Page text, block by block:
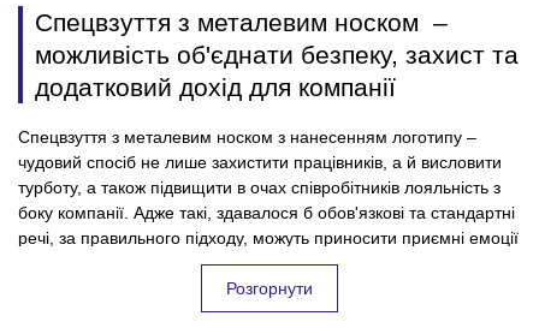
Спецвзуття з металевим носком –
можливість об'єднати безпеку, захист та
додатковий дохід для компанії
Спецвзуття з металевим носком з нанесенням логотипу –
чудовий спосіб не лише захистити працівників, а й висловити
турботу, а також підвищити в очах співробітників лояльність з
боку компанії. Адже такі, здавалося б обов'язкові та стандартні
речі, за правильного підходу, можуть приносити приємні емоції
для колективу, і безумовно користь для підприємства. Всі
успішні фірми, які дбають про своїх співробітників та їхню
безпеку на робочому місці – дуже відповідально підходять до
Розгорнути